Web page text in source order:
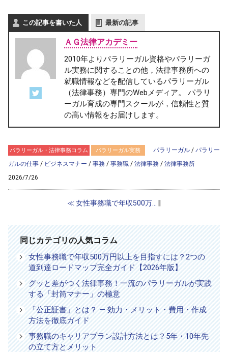
この記事を書いた人 最新の記事
ＡＧ法律アカデミー
2010年よりパラリーガル資格やパラリーガ
ル実務に関することの他，法律事務所への
就職情報などを配信しているパラリーガル
（法律事務）専門のWebメディア。 パラリ
ーガル育成の専門スクールが，信頼性と質
の高い情報をお届けします。
パラリーガル・法律事務コラム パラリーガル実務 パラリーガル / パラリー
ガルの仕事 / ビジネスマナー / 事務 / 事務職 / 法律事務 / 法律事務所
2026/7/26
≪ 女性事務職で年収500万...
同じカテゴリの人気コラム
女性事務職で年収500万円以上を目指すには？2つの
道到達ロードマップ完全ガイド【2026年版】
グッと差がつく法律事務！一流のパラリーガルが実践
する「封筒マナー」の極意
「公正証書」とは？ — 効力・メリット・費用・作成
方法を徹底ガイド
事務職のキャリアプラン設計方法とは？5年・10年先
の立て方とメリット